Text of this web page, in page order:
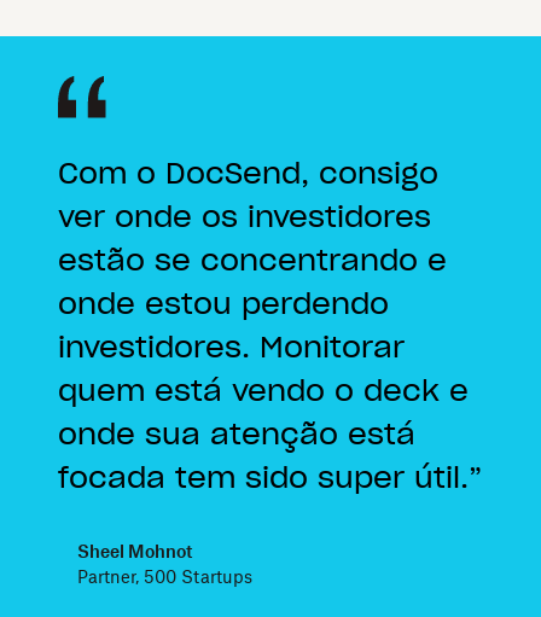
Com o DocSend, consigo
ver onde os investidores
estão se concentrando e
onde estou perdendo
investidores. Monitorar
quem está vendo o deck e
onde sua atenção está
focada tem sido super útil.
Sheel Mohnot
Partner, 500 Startups